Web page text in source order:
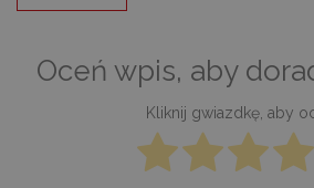
Oceń wpis, aby
Kliknij gwiazdkę, aby